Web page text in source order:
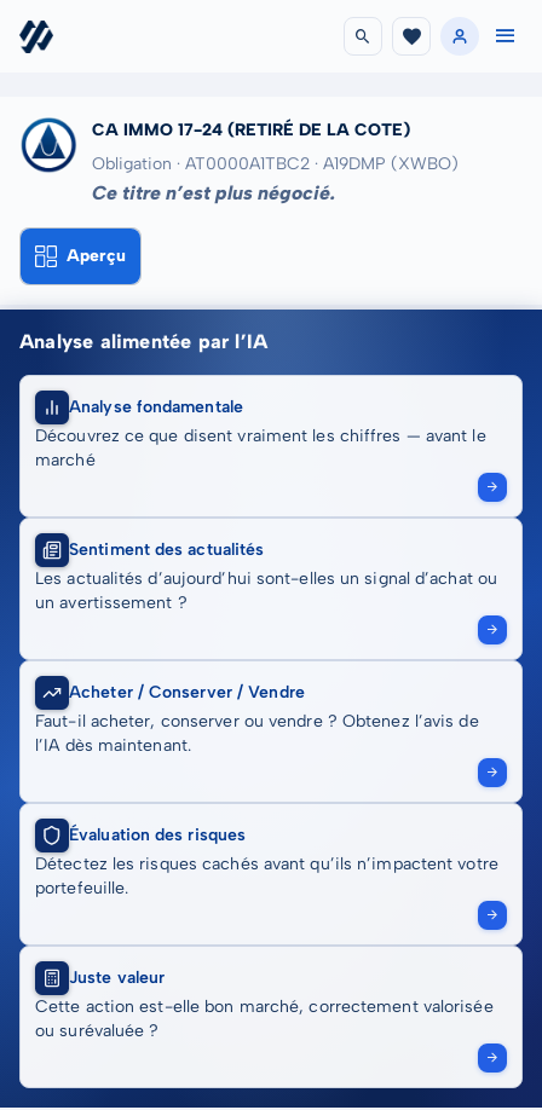
CA IMMO 17-24 (RETIRÉ DE LA COTE)
Obligation · AT0000A1TBC2 · A19DMP (XWBO)
Ce titre n’est plus négocié.
Aperçu
Analyse alimentée par l’IA
Analyse fondamentale
Découvrez ce que disent vraiment les chiffres — avant le
marché
Sentiment des actualités
Les actualités d’aujourd’hui sont-elles un signal d’achat ou
un avertissement ?
Acheter / Conserver / Vendre
Faut-il acheter, conserver ou vendre ? Obtenez l’avis de
l’IA dès maintenant.
Évaluation des risques
Détectez les risques cachés avant qu’ils n’impactent votre
portefeuille.
Juste valeur
Cette action est-elle bon marché, correctement valorisée
ou surévaluée ?